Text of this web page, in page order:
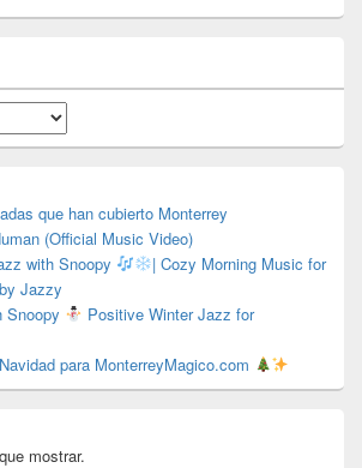
que han cubierto Monterrey
(Official Music Video)
with Snoopy
| Cozy Morning Music for
Jazzy
Snoopy
Positive Winter Jazz for
para MonterreyMagico.com
mostrar.